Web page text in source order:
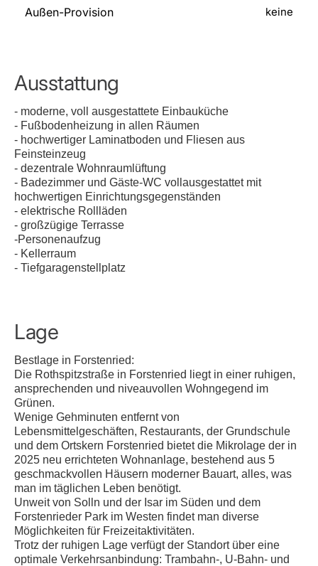
Außen-Provision keine
Ausstattung
- moderne, voll ausgestattete Einbauküche
- Fußbodenheizung in allen Räumen
- hochwertiger Laminatboden und Fliesen aus
Feinsteinzeug
- dezentrale Wohnraumlüftung
- Badezimmer und Gäste-WC vollausgestattet mit
hochwertigen Einrichtungsgegenständen
- elektrische Rollläden
- großzügige Terrasse
-Personenaufzug
- Kellerraum
- Tiefgaragenstellplatz
Lage
Bestlage in Forstenried:
Die Rothspitzstraße in Forstenried liegt in einer ruhigen,
ansprechenden und niveauvollen Wohngegend im
Grünen.
Wenige Gehminuten entfernt von
Lebensmittelgeschäften, Restaurants, der Grundschule
und dem Ortskern Forstenried bietet die Mikrolage der in
2025 neu errichteten Wohnanlage, bestehend aus 5
geschmackvollen Häusern moderner Bauart, alles, was
man im täglichen Leben benötigt.
Unweit von Solln und der Isar im Süden und dem
Forstenrieder Park im Westen findet man diverse
Möglichkeiten für Freizeitaktivitäten.
Trotz der ruhigen Lage verfügt der Standort über eine
optimale Verkehrsanbindung: Trambahn-, U-Bahn- und